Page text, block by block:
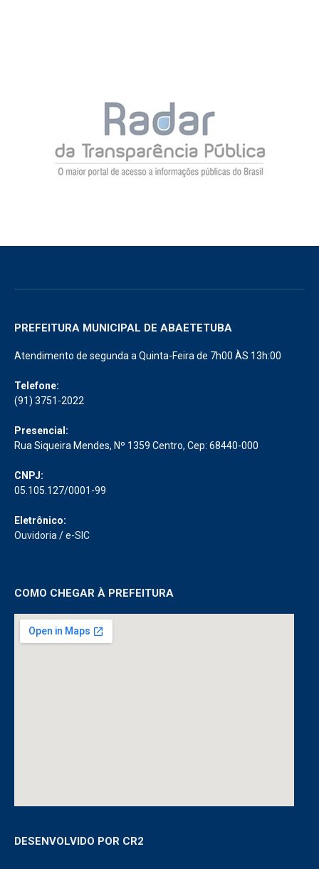
PREFEITURA MUNICIPAL DE ABAETETUBA
Atendimento de segunda a Quinta-Feira de 7h00 ÀS 13h:00
Telefone:
(91) 3751-2022
Presencial:
Rua Siqueira Mendes, Nº 1359 Centro, Cep: 68440-000
CNPJ:
05.105.127/0001-99
Eletrônico:
Ouvidoria /e-SIC
COMO CHEGAR À PREFEITURA
DESENVOLVIDO POR CR2